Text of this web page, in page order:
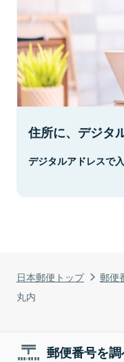
日本郵便トップ 郵便
丸内
住所に、デジタ
デジタルアドレスで
郵便番号を